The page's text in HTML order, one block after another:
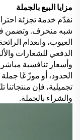
مزايا البيع بالجملة
نقدّم خدمة تجزئة
شبه منحرف. وتضمن
العيوب، وانعدام
الدفعي للشعارات
وأسعار تنافسية
الحدود، أو موزّعًا جملة
تجميلية، فإن
والشراء بالجملة.